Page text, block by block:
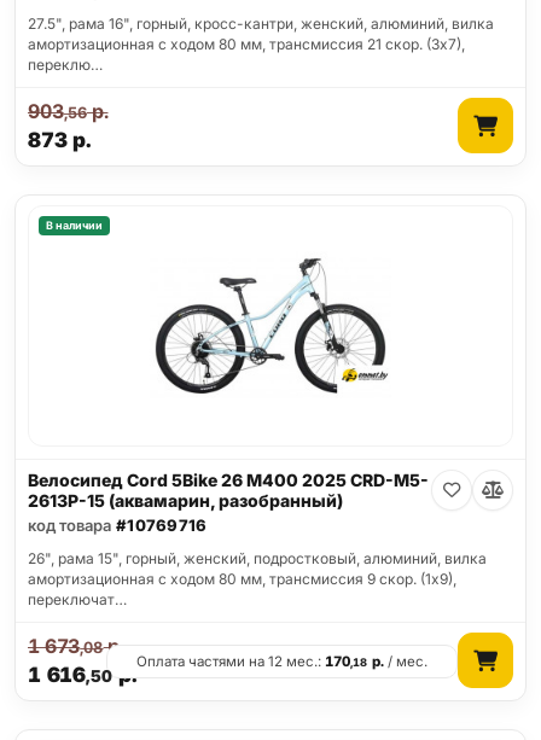
27.5", рама 16", горный, кросс-кантри, женский, алюминий, вилка
амортизационная с ходом 80 мм, трансмиссия 21 скор. (3х7),
переклю…
873р.
903,56р.
В наличии
Велосипед Cord 5Bike 26 M400 2025 CRD-M5-
2613P-15 (аквамарин, разобранный)
код товара #10769716
26", рама 15", горный, женский, подростковый, алюминий, вилка
амортизационная с ходом 80 мм, трансмиссия 9 скор. (1х9),
переключат…
1 616,50 р.
1 673,08р.
Оплата частями на 12 мес.:170,18 р./ мес.